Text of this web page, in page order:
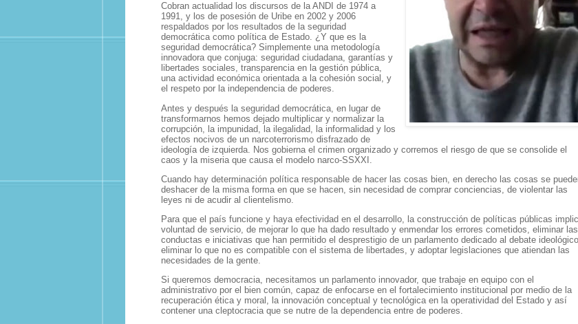
Cobran actualidad los discursos de la ANDI de 1974 a
1991, y los de posesión de Uribe en 2002 y 2006
respaldados por los resultados de la seguridad
democrática como política de Estado. ¿Y que es la
seguridad democrática? Simplemente una metodología
innovadora que conjuga: seguridad ciudadana, garantías y
libertades sociales, transparencia en la gestión pública,
una actividad económica orientada a la cohesión social, y
el respeto por la independencia de poderes.
Antes y después la seguridad democrática, en lugar de
transformarnos hemos dejado multiplicar y normalizar la
corrupción, la impunidad, la ilegalidad, la informalidad y los
efectos nocivos de un narcoterrorismo disfrazado de
ideología de izquierda. Nos gobierna el crimen organizado y corremos el riesgo de que se consolide el
caos y la miseria que causa el modelo narco-SSXXI.
Cuando hay determinación política responsable de hacer las cosas bien, en derecho las cosas se
deshacer de la misma forma en que se hacen, sin necesidad de comprar conciencias, de violentar las
leyes ni de acudir al clientelismo.
Para que el país funcione y haya efectividad en el desarrollo, la construcción de políticas públicas
voluntad de servicio, de mejorar lo que ha dado resultado y enmendar los errores cometidos, eliminar las
conductas e iniciativas que han permitido el desprestigio de un parlamento dedicado al debate
eliminar lo que no es compatible con el sistema de libertades, y adoptar legislaciones que atiendan las
necesidades de la gente.
Si queremos democracia, necesitamos un parlamento innovador, que trabaje en equipo con el
administrativo por el bien común, capaz de enfocarse en el fortalecimiento institucional por medio de la
recuperación ética y moral, la innovación conceptual y tecnológica en la operatividad del Estado y así
contener una cleptocracia que se nutre de la dependencia entre de poderes.